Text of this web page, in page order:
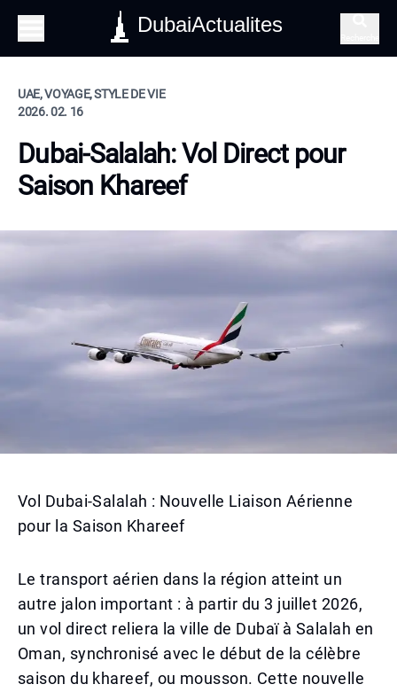
DubaiActualites
UAE, VOYAGE, STYLE DE VIE
2026. 02. 16
Dubai-Salalah: Vol Direct pour
Saison Khareef
Vol Dubai-Salalah : Nouvelle Liaison Aérienne
pour la Saison Khareef
Le transport aérien dans la région atteint un
autre jalon important : à partir du 3 juillet 2026,
un vol direct reliera la ville de Dubaï à Salalah en
Oman, synchronisé avec le début de la célèbre
saison du khareef, ou mousson. Cette nouvelle